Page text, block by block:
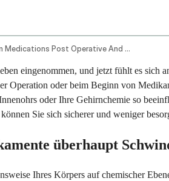
Dizziness From Medications Post Operative And Mental Health Causes
eingenommen, und jetzt fühlt es sich
Operation oder beim Beginn von
oder Ihre Gehirnchemie so
Sie sich sicherer und weniger
überhaupt
Ihres Körpers auf chemischer